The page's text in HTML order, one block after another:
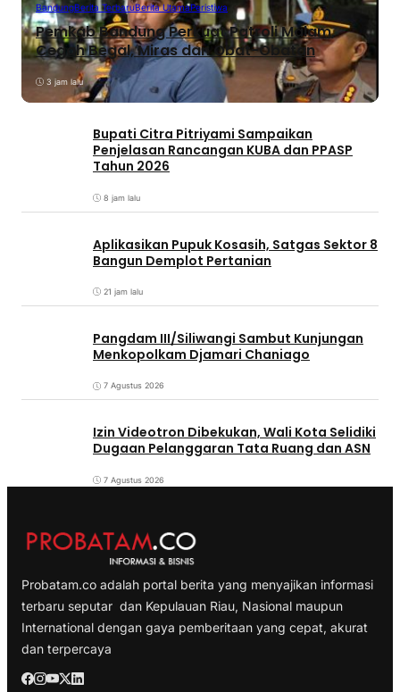
BandungBerita TerbaruBerita UtamaPeristiwa
Pemkab Bandung Perkuat Patroli Malam,
Cegah Begal, Miras dan Obat-Obatan
3 jam lalu
Bupati Citra Pitriyami Sampaikan
Penjelasan Rancangan KUBA dan PPASP
Tahun 2026
8 jam lalu
Aplikasikan Pupuk Kosasih, Satgas Sektor 8
Bangun Demplot Pertanian
21 jam lalu
Pangdam III/Siliwangi Sambut Kunjungan
Menkopolkam Djamari Chaniago
7 Agustus 2026
Izin Videotron Dibekukan, Wali Kota Selidiki
Dugaan Pelanggaran Tata Ruang dan ASN
7 Agustus 2026
Probatam.co adalah portal berita yang menyajikan informasi
terbaru seputar dan Kepulauan Riau, Nasional maupun
International dengan gaya pemberitaan yang cepat, akurat
dan terpercaya